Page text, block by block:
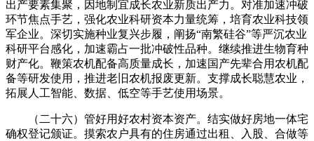
出产要素集聚，因地制宜成长农业新质出产力。对准加速冲破
环节焦点手艺，强化农业科研资本力量统筹，培育农业科技领
军企业。深切实施种业复兴步履，阐扬“南繁硅谷”等严沉农业
科研平台感化，加速霸占一批冲破性品种。继续推进生物育种
财产化。鞭策农机配备高质量成长，加速国产先辈合用农机配
备等研发使用，推进老旧农机报废更新。支撑成长聪慧农业，
拓展人工智能、数据、低空等手艺使用场景。
（二十六）管好用好农村资本资产。结实做好房地一体宅
确权登记颁证。摸索农户具有的住房通过出租、入股、合做等